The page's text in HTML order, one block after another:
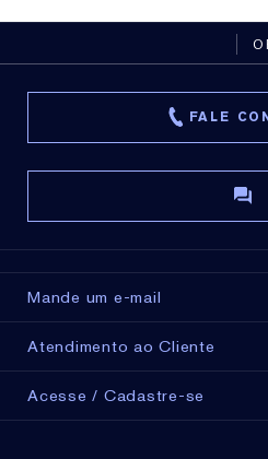
FALE
Mande um e-mail
Atendimento ao Cliente
Acesse / Cadastre-se